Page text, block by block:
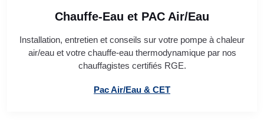
Chauffe-Eau et PAC Air/Eau
Installation, entretien et conseils sur votre pompe à chaleur
air/eau et votre chauffe-eau thermodynamique par nos
chauffagistes certifiés RGE.
Pac Air/Eau & CET